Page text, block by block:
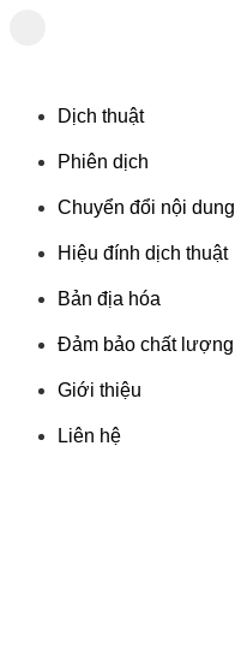
Dịch thuật
Phiên dịch
Chuyển đổi nội dung
Hiệu đính dịch thuật
Bản địa hóa
Đảm bảo chất lượng
Giới thiệu
Liên hệ